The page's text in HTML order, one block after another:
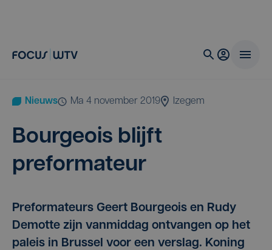
Nieuws ma 4 november 2019 Izegem
Bour­geois blijft
preformateur
Preformateurs Geert Bourgeois en Rudy
Demotte zijn vanmiddag ontvangen op het
paleis in Brussel voor een verslag. Koning